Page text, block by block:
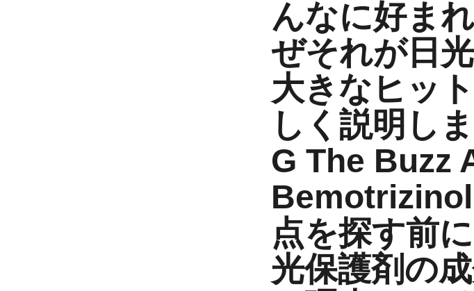
んなに好ま
ぜそれが日
大きなヒッ
しく説明し
G The Buzz
Bemotrizinol
点を探す前
光保護剤の